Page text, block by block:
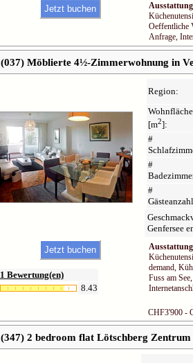
Ausstattung
Oeffentliche
Anfrage,
(037) Möblierte 4½-Zimmerwohnung in
Region:
Wohnfläche
[m2]:
#
#
#
Genfersee
1 Bewertung(en)
8.43
Ausstattung
demand,
Fuss am
CHF3'900 -
(347) 2 bedroom flat Lötschberg